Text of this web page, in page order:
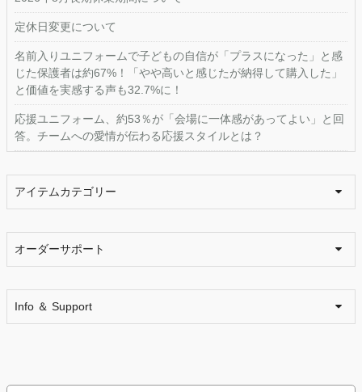
定休日変更について
名前入りユニフォームで子どもの自信が「プラスになった」と感
じた保護者は約67%！「やや高いと感じたが納得して購入した」
と価値を実感する声も32.7%に！
応援ユニフォーム、約53％が「会場に一体感があってよい」と回
答。チームへの愛情が伝わる応援スタイルとは？
アイテムカテゴリー
オーダーサポート
Info ＆ Support